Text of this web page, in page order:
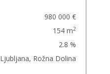
980 000 €
154 m2
2.8 %
Ljubljana, Rožna Dolina